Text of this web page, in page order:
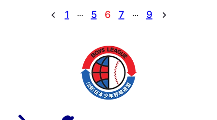
1 … 5 6 7 … 9